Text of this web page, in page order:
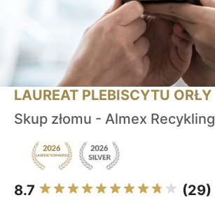
LAUREAT PLEBISCYTU ORŁY
Skup złomu - Almex Recykling
8.7 (29)